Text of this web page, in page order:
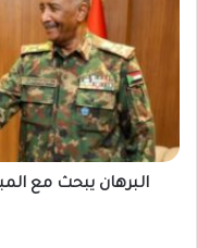
المبعوث
الأممي
خطوات
إحلال
السلام
بالخرطوم
البرهان يبحث مع